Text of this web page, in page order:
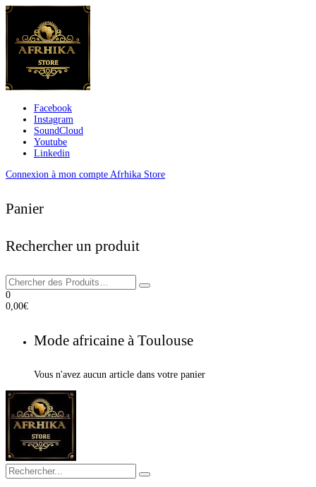
Facebook
Instagram
SoundCloud
Youtube
Linkedin
Connexion à mon compte Afrhika Store
Panier
Rechercher un produit
0
0,00€
Mode africaine à Toulouse
Vous n'avez aucun article dans votre panier